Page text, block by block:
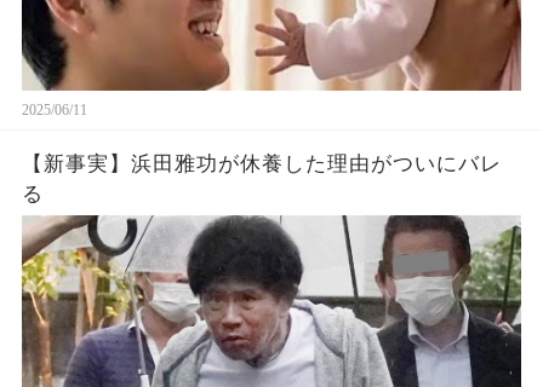
2025/06/11
【新事実】浜田雅功が休養した理由がついにバレ
る